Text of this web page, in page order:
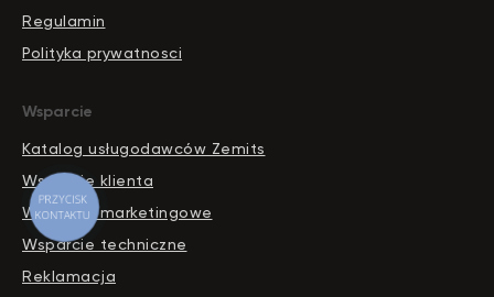
Regulamin
Polityka prywatnosci
Wsparcie
Katalog usługodawców Zemits
Wsparcie klienta
Wsparcie marketingowe
Wsparcie techniczne
Reklamacja
PRZYCISK
KONTAKTU